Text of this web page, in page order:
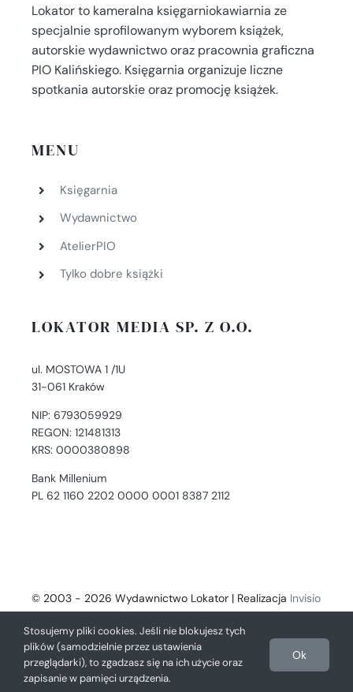
Lokator to kameralna księgarniokawiarnia ze
specjalnie sprofilowanym wyborem książek,
autorskie wydawnictwo oraz pracownia graficzna
PIO Kalińskiego. Księgarnia organizuje liczne
spotkania autorskie oraz promocję książek.
MENU
Księgarnia
Wydawnictwo
AtelierPIO
Tylko dobre książki
LOKATOR MEDIA SP. Z O.O.
ul. MOSTOWA 1 /1U
31-061 Kraków
NIP: 6793059929
REGON: 121481313
KRS: 0000380898
Bank Millenium
PL 62 1160 2202 0000 0001 8387 2112
© 2003 - 2026 Wydawnictwo Lokator | Realizacja Invisio
- Digital Solutions
Stosujemy pliki cookies. Jeśli nie blokujesz tych
plików (samodzielnie przez ustawienia
przeglądarki), to zgadzasz się na ich użycie oraz
zapisanie w pamięci urządzenia.
Ok